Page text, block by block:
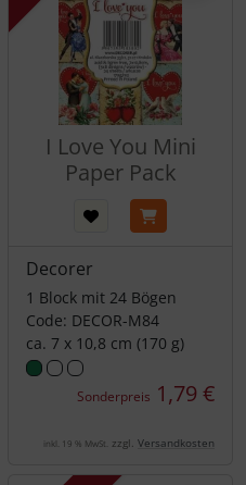
I Love You Mini
Paper Pack
Decorer
1 Block mit 24 Bögen
Code: DECOR-M84
ca. 7 x 10,8 cm (170 g)
Sonderpreis 1,79 €
inkl. 19 % MwSt. zzgl. Versandkosten